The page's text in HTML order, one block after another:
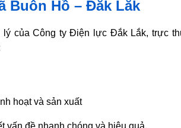
Buôn Hồ – Đắk Lắk
lý của Công ty Điện lực Đắk Lắk, trực
hoạt và sản xuất